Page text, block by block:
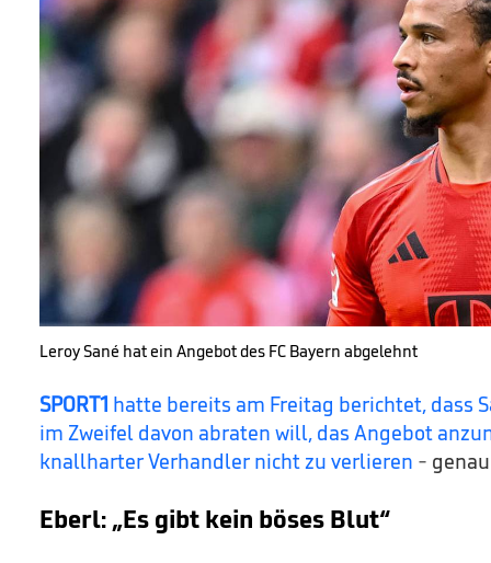
Leroy Sané hat ein Angebot des FC Bayern abgelehnt
SPORT1 hatte bereits am Freitag berichtet, dass
im Zweifel davon abraten will, das Angebot
knallharter Verhandler nicht zu verlieren -
Eberl: „Es gibt kein böses Blut“